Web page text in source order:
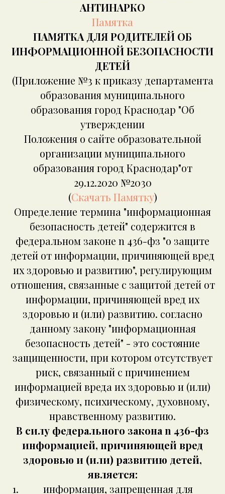
АНТИНАРКО
Памятка
ПАМЯТКА ДЛЯ РОДИТЕЛЕЙ ОБ
ИНФОРМАЦИОННОЙ БЕЗОПАСНОСТИ
ДЕТЕЙ
(Приложение №3 к приказу департамента
образования муниципального
образования город Краснодар "Об
утверждении
Положения о сайте образовательной
организации муниципального
образования город Краснодар"от
29.12.2020 №2030
(Скачать Памятку)
Определение термина "информационная
безопасность детей" содержится в
федеральном законе n 436-фз "о защите
детей от информации, причиняющей вред
их здоровью и развитию", регулирующим
отношения, связанные с защитой детей от
информации, причиняющей вред их
здоровью и (или) развитию. согласно
данному закону "информационная
безопасность детей" - это состояние
защищенности, при котором отсутствует
риск, связанный с причинением
информацией вреда их здоровью и (или)
физическому, психическому, духовному,
нравственному развитию.
В силу федерального закона n 436-фз
информацией, причиняющей вред
здоровью и (или) развитию детей,
является:
информация, запрещенная для